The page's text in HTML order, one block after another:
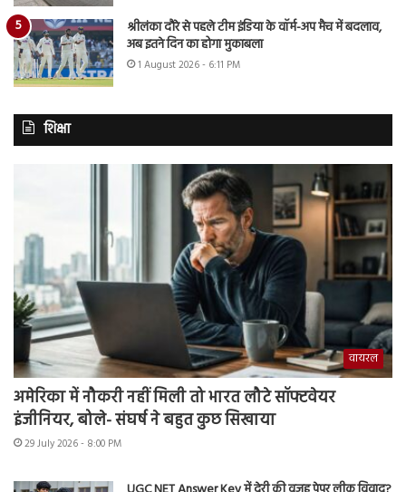
श्रीलंका दौरे से पहले टीम इंडिया के वॉर्म-अप मैच में बदलाव,
अब इतने दिन का होगा मुकाबला
1 August 2026 - 6:11 PM
शिक्षा
वायरल
अमेरिका में नौकरी नहीं मिली तो भारत लौटे सॉफ्टवेयर
इंजीनियर, बोले- संघर्ष ने बहुत कुछ सिखाया
29 July 2026 - 8:00 PM